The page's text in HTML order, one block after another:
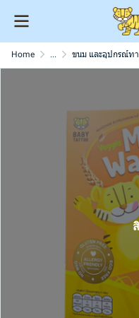
Home ... ขนม และอุปกรณ์ท